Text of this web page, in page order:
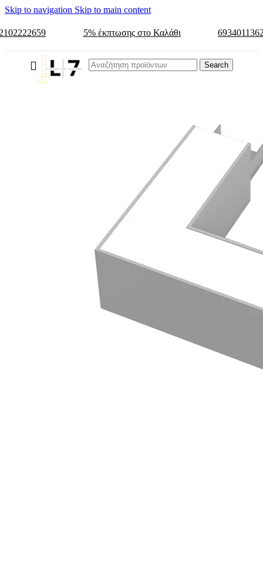
Skip to navigation Skip to main content
5% έκπτωσης στο Καλάθι
Search